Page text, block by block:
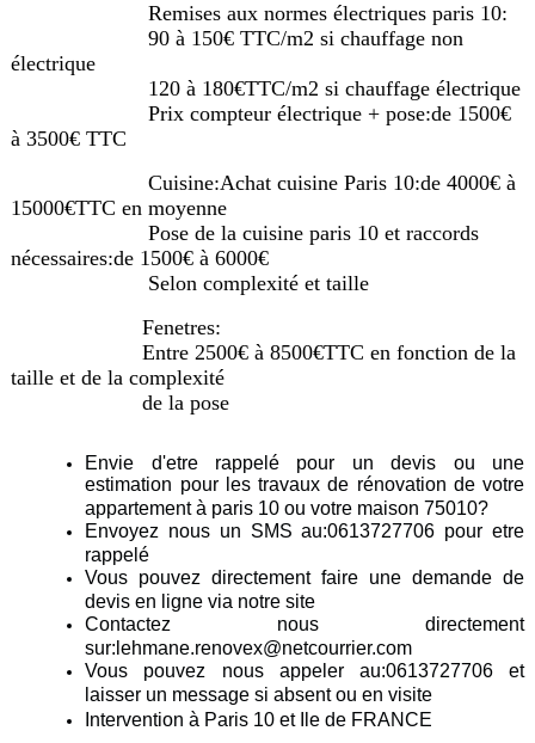
Remises aux normes électriques paris 10:
90 à 150€ TTC/m2 si chauffage non
électrique
120 à 180€TTC/m2 si chauffage électrique
Prix compteur électrique + pose:de 1500€
à 3500€ TTC
Cuisine:Achat cuisine Paris 10:de 4000€ à
15000€TTC en moyenne
Pose de la cuisine paris 10 et raccords
nécessaires:de 1500€ à 6000€
Selon complexité et taille
Fenetres:
Entre 2500€ à 8500€TTC en fonction de la
taille et de la complexité
de la pose
Envie d'etre rappelé pour un devis ou une
estimation pour les travaux de rénovation de votre
appartement à paris 10 ou votre maison 75010?
Envoyez nous un SMS au:0613727706 pour etre
rappelé
Vous pouvez directement faire une demande de
devis en ligne via notre site
Contactez nous directement
sur:lehmane.renovex@netcourrier.com
Vous pouvez nous appeler au:0613727706 et
laisser un message si absent ou en visite
Intervention à Paris 10 et Ile de FRANCE